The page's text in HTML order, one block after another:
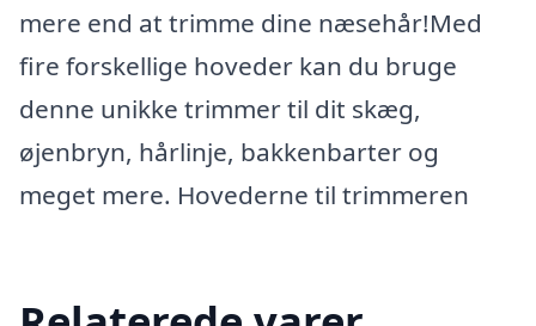
mere end at trimme dine næsehår!Med
fire forskellige hoveder kan du bruge
denne unikke trimmer til dit skæg,
øjenbryn, hårlinje, bakkenbarter og
meget mere. Hovederne til trimmeren